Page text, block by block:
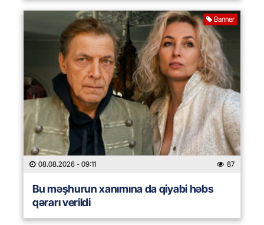
Banner
08.08.2026 - 09:11 87
Bu məşhurun xanımına da qiyabi həbs
qərarı verildi